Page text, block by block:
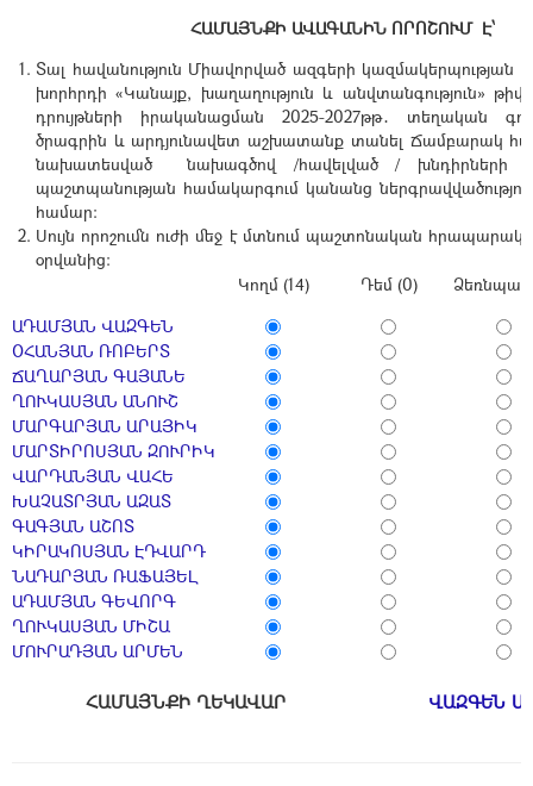
ՀԱՄԱՅՆՔԻ ԱՎԱԳԱՆԻՆ ՈՐՈՇՈՒՄ Է՝
Տալ հավանություն Միավորված ազգերի կազմակերպության
խորհրդի «Կանայք, խաղաղություն և անվտանգություն»
դրույթների իրականացման 2025-2027թթ․ տեղական
ծրագրին և արդյունավետ աշխատանք տանել Ճամբարակ
նախատեսված նախագծով /հավելված / խնդիրների
պաշտպանության համակարգում կանանց
համար։
Սույն որոշումն ուժի մեջ է մտնում պաշտոնական
օրվանից:
Կողմ (14)
Դեմ (0)
Ձեռնպահ
ԱԴԱՄՅԱՆ ՎԱԶԳԵՆ
ՕՀԱՆՅԱՆ ՌՈԲԵՐՏ
ՃԱՂԱՐՅԱՆ ԳԱՅԱՆԵ
ՂՈՒԿԱՍՅԱՆ ԱՆՈՒՇ
ՄԱՐԳԱՐՅԱՆ ԱՐԱՅԻԿ
ՄԱՐՏԻՐՈՍՅԱՆ ԶՈՒՐԻԿ
ՎԱՐԴԱՆՅԱՆ ՎԱՀԵ
ԽԱՉԱՏՐՅԱՆ ԱԶԱՏ
ԳԱԳՅԱՆ ԱՇՈՏ
ԿԻՐԱԿՈՍՅԱՆ ԷԴՎԱՐԴ
ՆԱԴԱՐՅԱՆ ՌԱՖԱՅԵԼ
ԱԴԱՄՅԱՆ ԳԵՎՈՐԳ
ՂՈՒԿԱՍՅԱՆ ՄԻՇԱ
ՄՈՒՐԱԴՅԱՆ ԱՐՄԵՆ
ՀԱՄԱՅՆՔԻ ՂԵԿԱՎԱՐ ՎԱԶԳԵՆ